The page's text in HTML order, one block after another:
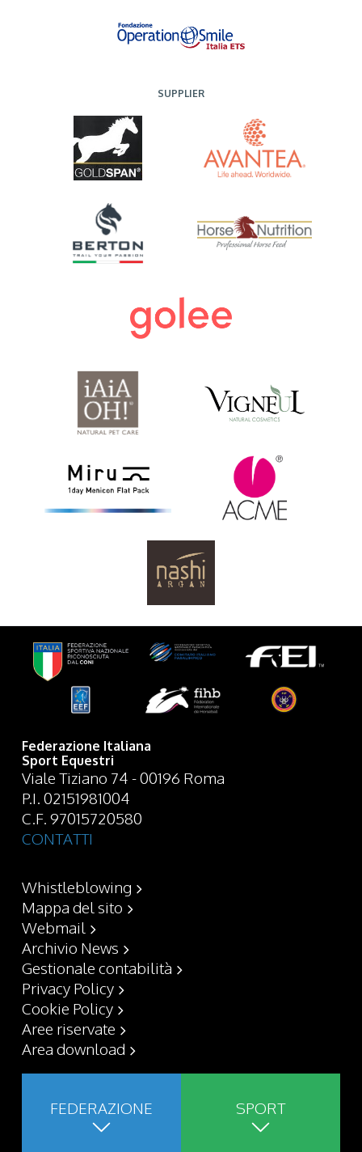
SUPPLIER
Federazione Italiana
Sport Equestri
Viale Tiziano 74 - 00196 Roma
P.I. 02151981004
C.F. 97015720580
CONTATTI
Whistleblowing
Mappa del sito
Webmail
Archivio News
Gestionale contabilità
Privacy Policy
Cookie Policy
Aree riservate
Area download
FEDERAZIONE SPORT